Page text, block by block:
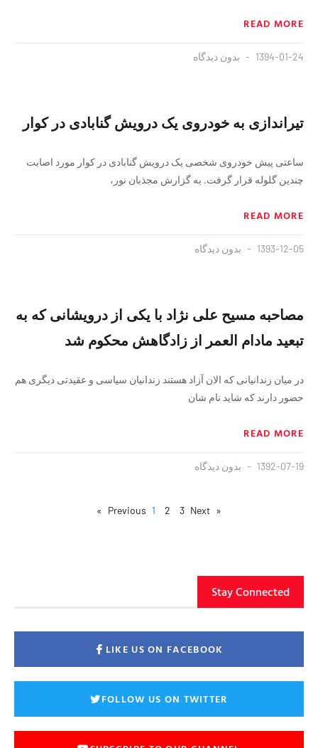
READ MORE
1394-01-24 بدون دیدگاه
تیراندازی به خودروی یک درویش گنابادی در کوار
ساعتی پیش خودروی شخصی یک درویش گنابادی در کوار مورد اصابت
چندین گلوله قرار گرفت. به گزارش مجذبان نور،
READ MORE
1393-12-05 بدون دیدگاه
مصاحبه مسیح علی نژاد با یکی از درویشانی که به
تبعید مادام العمر از زادگاهش محکوم شد
در میان زندانیانی که الان آزاد هستند زندانیان سیاسی و عقیدتی دیگری هم
حضور دارند که شاید نام شان
READ MORE
1392-07-19 بدون دیدگاه
« Previous
1 2 3 Next »
Stay Connected
LIKE US ON FACEBOOK
FOLLOW US ON TWITTER